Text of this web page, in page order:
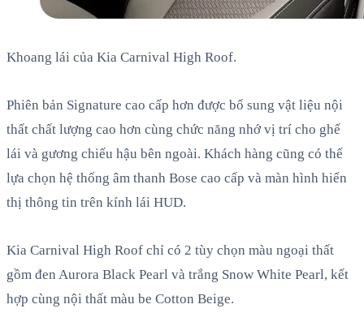
Khoang lái của Kia Carnival High Roof.
Phiên bản Signature cao cấp hơn được bổ sung vật liệu nội
thất chất lượng cao hơn cùng chức năng nhớ vị trí cho ghế
lái và gương chiếu hậu bên ngoài. Khách hàng cũng có thể
lựa chọn hệ thống âm thanh Bose cao cấp và màn hình hiển
thị thông tin trên kính lái HUD.
Kia Carnival High Roof chỉ có 2 tùy chọn màu ngoại thất
gồm đen Aurora Black Pearl và trắng Snow White Pearl, kết
hợp cùng nội thất màu be Cotton Beige.